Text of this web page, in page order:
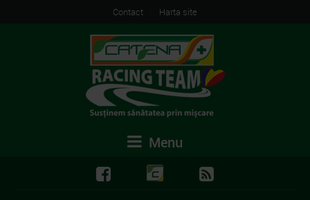
Contact Harta site
Menu